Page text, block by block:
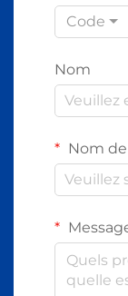
Code
Nom
Nom